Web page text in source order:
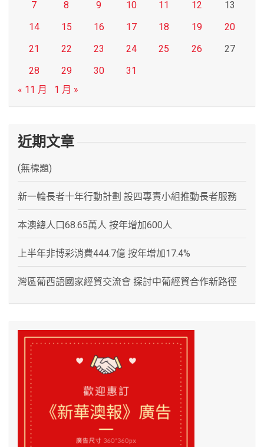
7 8 9 10 11 12
13
14
15 16 17 18 19
20
21
22 23 24 25 26
27
28
29 30
31
« 11 月
1 月 »
近期文章
(無標題)
新一輪長者十年行動計劃 設四專責小組推動長者服務
本澳總人口68.65萬人 按年增加600人
上半年非博彩消費444.7億 按年增加17.4%
灣區葡西語國家經貿交流會 探討中葡經貿合作新路徑